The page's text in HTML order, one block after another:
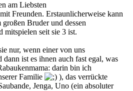
am Liebsten
Freunden. Erstaunlicherweise kann
Bruder und dessen
mitspielen seit sie 3 ist.
nur, wenn einer von uns
ist es ihnen auch fast egal, was
darin bin ich
Familie
), das verrückte
Jenga, Uno (ein absoluter